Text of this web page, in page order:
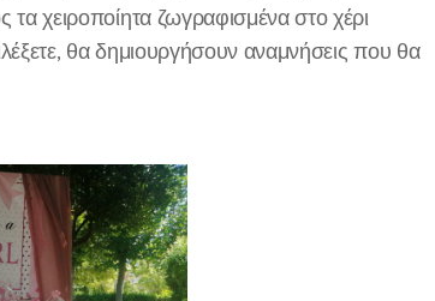
χειροποίητα ζωγραφισμένα στο χέρι
θα δημιουργήσουν αναμνήσεις που θα